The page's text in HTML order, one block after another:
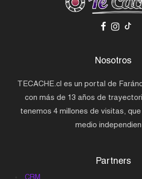
Nosotros
TECACHE.cl es un portal de
con más de 13 años de
tenemos 4 millones de visitas,
medio
Partners
CRM